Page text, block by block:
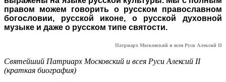
правом можем говорить о русском православном
богословии, русской иконе, о русской духовной
музыке и даже о русском типе святости.
Патриарх Московский и всея Руси Алексий II
Святейший Патриарх Московский и всея Руси Алексий II
(краткая биография)